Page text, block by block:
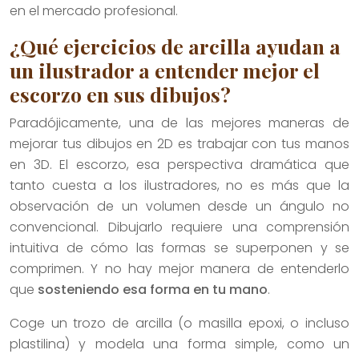
en el mercado profesional.
¿Qué ejercicios de arcilla ayudan a
un ilustrador a entender mejor el
escorzo en sus dibujos?
Paradójicamente, una de las mejores maneras de
mejorar tus dibujos en 2D es trabajar con tus manos
en 3D. El escorzo, esa perspectiva dramática que
tanto cuesta a los ilustradores, no es más que la
observación de un volumen desde un ángulo no
convencional. Dibujarlo requiere una comprensión
intuitiva de cómo las formas se superponen y se
comprimen. Y no hay mejor manera de entenderlo
que sosteniendo esa forma en tu mano.
Coge un trozo de arcilla (o masilla epoxi, o incluso
plastilina) y modela una forma simple, como un